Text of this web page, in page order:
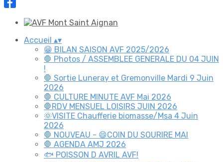
Accueil ▴▾
😁 BILAN SAISON AVF 2025/2026
🛑 Photos / ASSEMBLEE GENERALE DU 04 JUIN
!
🛑 Sortie Luneray et Gremonville Mardi 9 Juin
2026
🛑 CULTURE MINUTE AVF Mai 2026
🛑RDV MENSUEL LOISIRS JUIN 2026
🌞VISITE Chaufferie biomasse/Msa 4 Juin
2026
🛑 NOUVEAU - 😄COIN DU SOURIRE MAI
🛑 AGENDA AMJ 2026
🐟 POISSON D AVRIL AVF!